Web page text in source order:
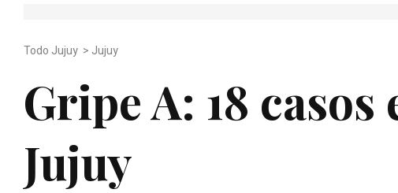
Todo Jujuy > Jujuy
Gripe A: 18
Jujuy